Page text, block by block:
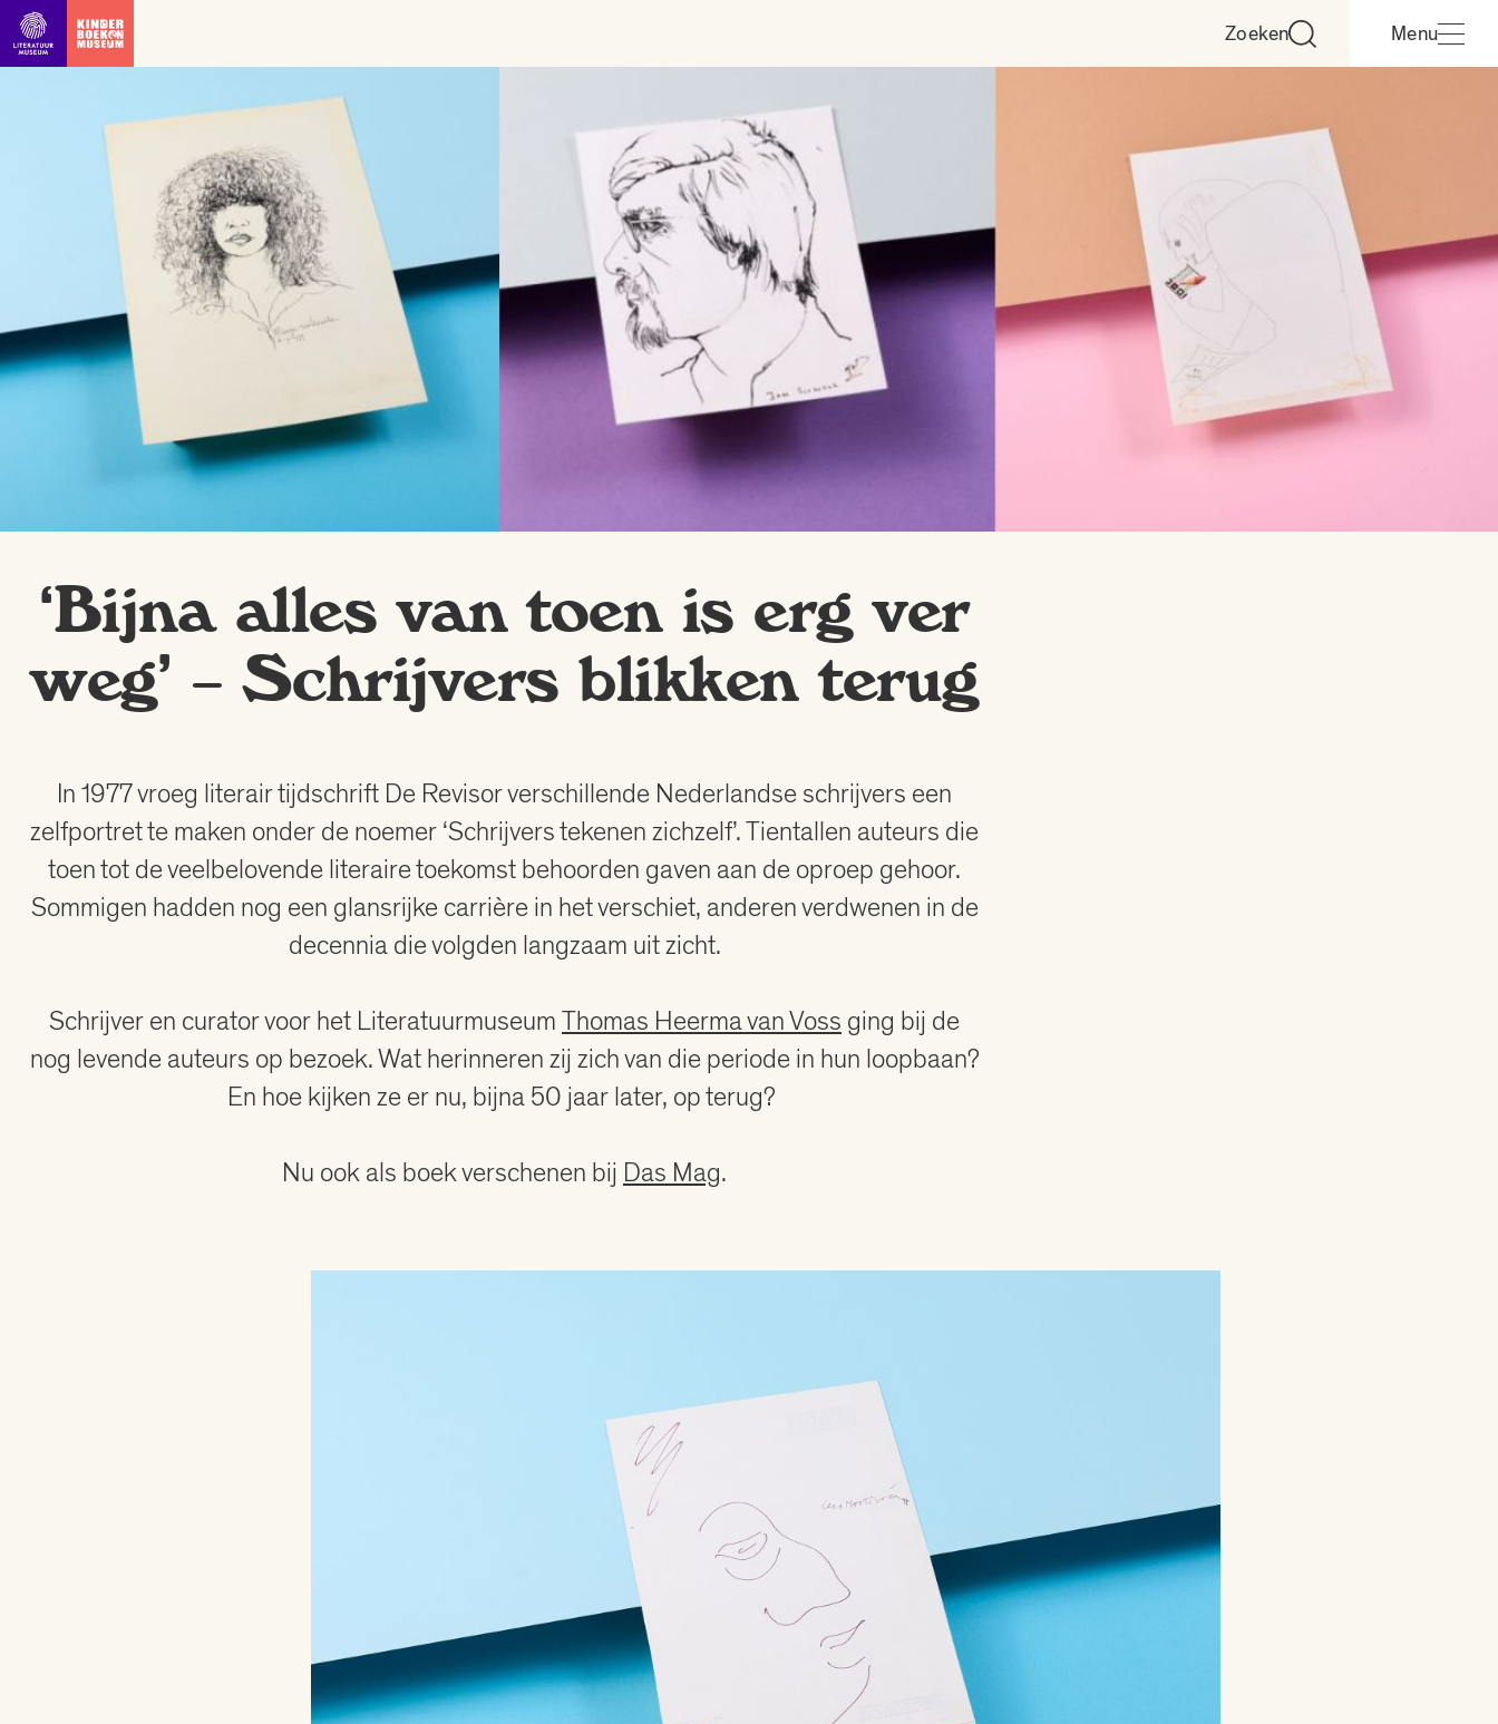
Ga direct naar inhoud Zoeken Menu
‘Bijna alles van toen is erg ver
weg’ – Schrijvers blikken terug
In 1977 vroeg literair tijdschrift De Revisor verschillende Nederlandse schrijvers een
zelfportret te maken onder de noemer ‘Schrijvers tekenen zichzelf’. Tientallen auteurs die
toen tot de veelbelovende literaire toekomst behoorden gaven aan de oproep gehoor.
Sommigen hadden nog een glansrijke carrière in het verschiet, anderen verdwenen in de
decennia die volgden langzaam uit zicht.
Schrijver en curator voor het LiteratuurmuseumThomas Heerma van Voss ging bij de
nog levende auteurs op bezoek. Wat herinneren zij zich van die periode in hun loopbaan?
En hoe kijken ze er nu, bijna 50 jaar later, op terug?
Nu ook als boek verschenen bij Das Mag.